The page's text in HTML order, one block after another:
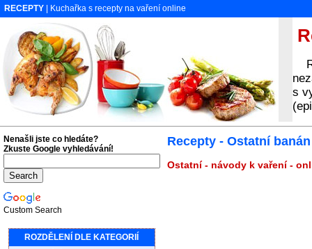
RECEPTY | Kuchařka s recepty na vaření online
s
Recepty - Ostatní banán
Ostatní - návody k vaření -
Nenašli jste co hledáte?
Zkuste Google vyhledávání!
Custom Search
ROZDĚLENÍ DLE KATEGORIÍ